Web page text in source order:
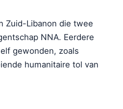
Zuid-Libanon die twee
NNA. Eerdere
gewonden, zoals
humanitaire tol van